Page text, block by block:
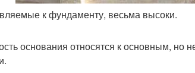
к фундаменту, весьма высоки.
основания относятся к основным, но